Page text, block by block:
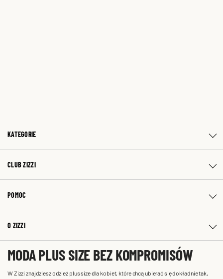
KATEGORIE
CLUB ZIZZI
POMOC
O ZIZZI
MODA PLUS SIZE BEZ KOMPROMISÓW
W Zizzi znajdziesz odzież plus size dla kobiet, które chcą ubierać się dokładnie tak,